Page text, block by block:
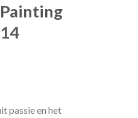
passie en het